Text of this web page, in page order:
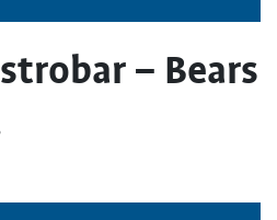
– Bears